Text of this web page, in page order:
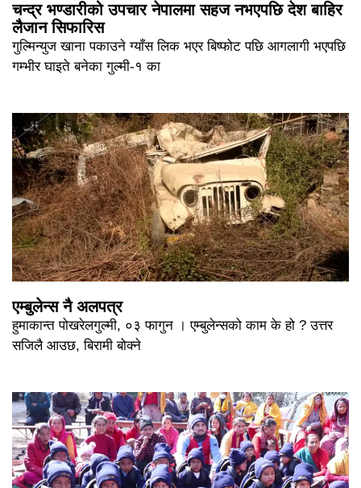
चन्द्र भण्डारीको उपचार नेपालमा सहज नभएपछि देश बाहिर
लैजान सिफारिस
गुल्मिन्युज खाना पकाउने ग्याँस लिक भएर बिष्फोट पछि आगलागी भएपछि
गम्भीर घाइते बनेका गुल्मी-१ का
एम्बुलेन्स नै अलपत्र
हुमाकान्त पोखरेलगुल्मी, ०३ फागुन । एम्बुलेन्सको काम के हो ? उत्तर
सजिलै आउछ, बिरामी बोक्ने